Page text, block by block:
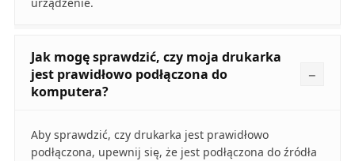
Jak mogę sprawdzić, czy moja drukarka
jest prawidłowo podłączona do
komputera?
Aby sprawdzić, czy drukarka jest prawidłowo
podłączona, upewnij się, że jest podłączona do źródła